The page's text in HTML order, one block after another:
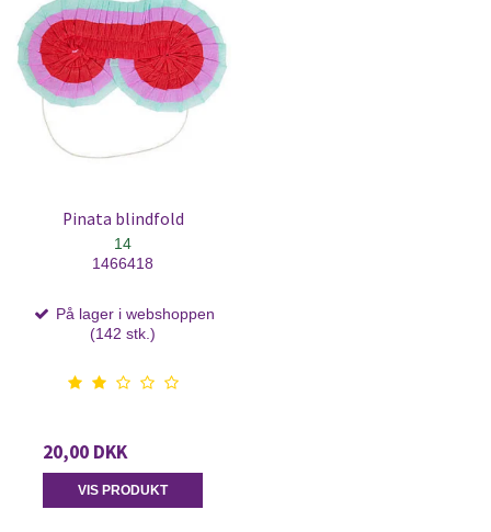
Pinata blindfold
14
1466418
På lager i webshoppen
(142 stk.)
20,00 DKK
VIS PRODUKT